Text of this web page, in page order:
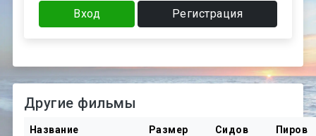
Вход Регистрация
Другие фильмы
Название Размер Сидов Пиров